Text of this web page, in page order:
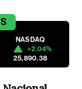
NASDAQ
+2.04%
25,890.38